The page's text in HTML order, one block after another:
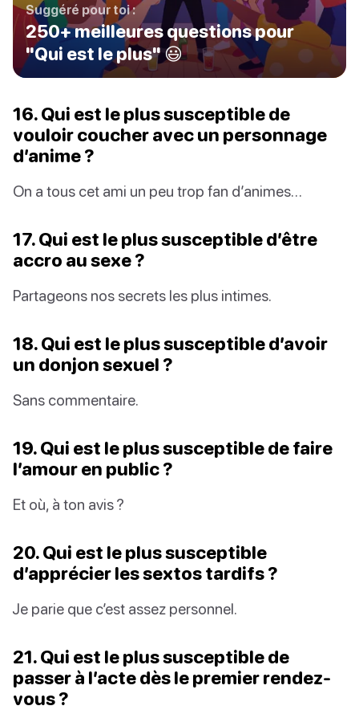
Suggéré pour toi :
250+ meilleures questions pour
"Qui est le plus" 😃
16. Qui est le plus susceptible de
vouloir coucher avec un personnage
d’anime ?
On a tous cet ami un peu trop fan d’animes…
17. Qui est le plus susceptible d’être
accro au sexe ?
Partageons nos secrets les plus intimes.
18. Qui est le plus susceptible d’avoir
un donjon sexuel ?
Sans commentaire.
19. Qui est le plus susceptible de faire
l’amour en public ?
Et où, à ton avis ?
20. Qui est le plus susceptible
d’apprécier les sextos tardifs ?
Je parie que c’est assez personnel.
21. Qui est le plus susceptible de
passer à l’acte dès le premier rendez-
vous ?